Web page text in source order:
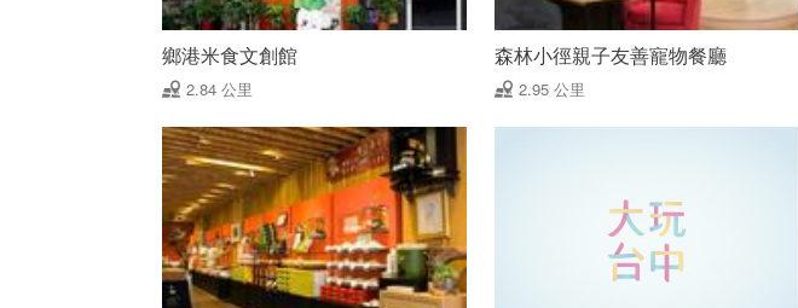
鄉港米食文創館
2.84 公里
森林小徑親子友善寵物餐廳
2.95 公里